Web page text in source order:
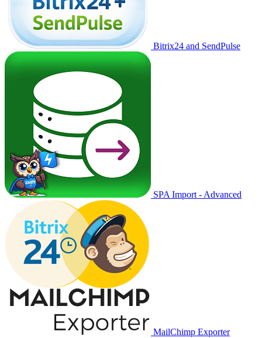
Bitrix24 and SendPulse
SPA Import - Advanced
MailChimp Exporter